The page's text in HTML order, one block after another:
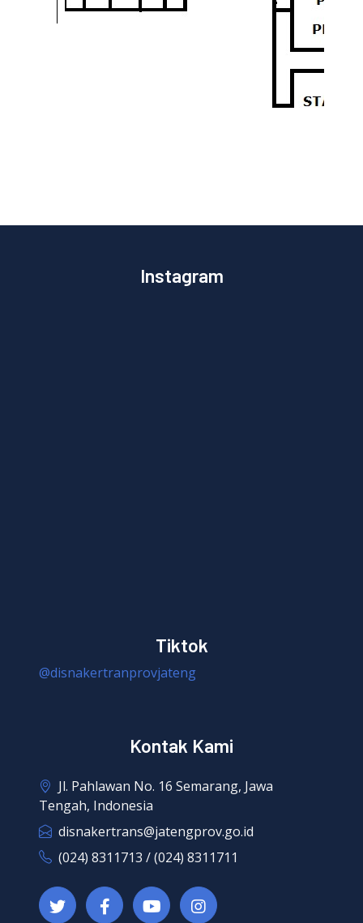
Instagram
Tiktok
@disnakertranprovjateng
Kontak Kami
Jl. Pahlawan No. 16 Semarang, Jawa
Tengah, Indonesia
disnakertrans@jatengprov.go.id
(024) 8311713 / (024) 8311711